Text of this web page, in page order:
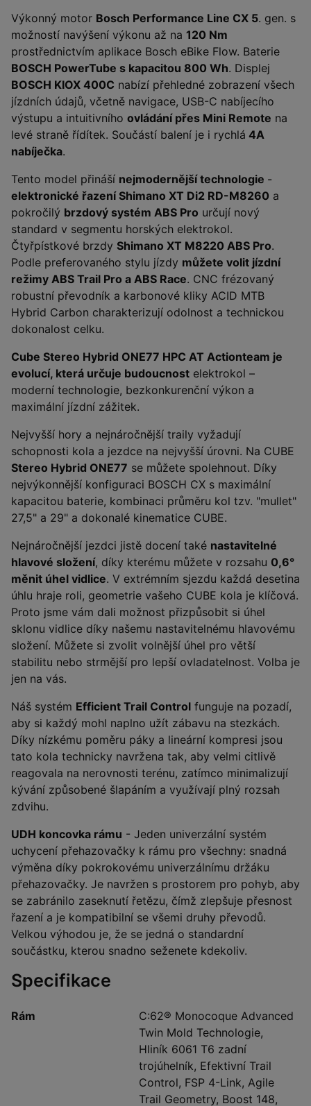
Výkonný motor Bosch Performance Line CX 5. gen. s
možností navýšení výkonu až na 120 Nm
prostřednictvím aplikace Bosch eBike Flow. Baterie
BOSCH PowerTube s kapacitou 800 Wh. Displej
BOSCH KIOX 400C nabízí přehledné zobrazení všech
jízdních údajů, včetně navigace, USB-C nabíjecího
výstupu a intuitivního ovládání přes Mini Remote na
levé straně řídítek. Součástí balení je i rychlá 4A
nabíječka.
Tento model přináší nejmodernější technologie -
elektronické řazení Shimano XT Di2 RD-M8260 a
pokročilý brzdový systém ABS Pro určují nový
standard v segmentu horských elektrokol.
Čtyřpístkové brzdy Shimano XT M8220 ABS Pro.
Podle preferovaného stylu jízdy můžete volit jízdní
režimy ABS Trail Pro a ABS Race. CNC frézovaný
robustní převodník a karbonové kliky ACID MTB
Hybrid Carbon charakterizují odolnost a technickou
dokonalost celku.
Cube Stereo Hybrid ONE77 HPC AT Actionteam je
evolucí, která určuje budoucnost elektrokol –
moderní technologie, bezkonkurenční výkon a
maximální jízdní zážitek.
Nejvyšší hory a nejnáročnější traily vyžadují
schopnosti kola a jezdce na nejvyšší úrovni. Na CUBE
Stereo Hybrid ONE77 se můžete spolehnout. Díky
nejvýkonnější konfiguraci BOSCH CX s maximální
kapacitou baterie, kombinaci průměru kol tzv. "mullet"
27,5" a 29" a dokonalé kinematice CUBE.
Nejnáročnější jezdci jistě docení také nastavitelné
hlavové složení, díky kterému můžete v rozsahu 0,6°
měnit úhel vidlice. V extrémním sjezdu každá desetina
úhlu hraje roli, geometrie vašeho CUBE kola je klíčová.
Proto jsme vám dali možnost přizpůsobit si úhel
sklonu vidlice díky našemu nastavitelnému hlavovému
složení. Můžete si zvolit volnější úhel pro větší
stabilitu nebo strmější pro lepší ovladatelnost. Volba je
jen na vás.
Náš systém Efficient Trail Control funguje na pozadí,
aby si každý mohl naplno užít zábavu na stezkách.
Díky nízkému poměru páky a lineární kompresi jsou
tato kola technicky navržena tak, aby velmi citlivě
reagovala na nerovnosti terénu, zatímco minimalizují
kývání způsobené šlapáním a využívají plný rozsah
zdvihu.
UDH koncovka rámu - Jeden univerzální systém
uchycení přehazovačky k rámu pro všechny: snadná
výměna díky pokrokovému univerzálnímu držáku
přehazovačky. Je navržen s prostorem pro pohyb, aby
se zabránilo zaseknutí řetězu, čímž zlepšuje přesnost
řazení a je kompatibilní se všemi druhy převodů.
Velkou výhodou je, že se jedná o standardní
součástku, kterou snadno seženete kdekoliv.
Specifikace
Rám
C:62® Monocoque Advanced
Twin Mold Technologie,
Hliník 6061 T6 zadní
trojúhelník, Efektivní Trail
Control, FSP 4-Link, Agile
Trail Geometry, Boost 148,